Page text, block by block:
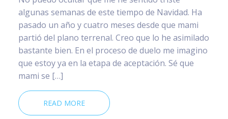
algunas semanas de este tiempo de Navidad. Ha
pasado un año y cuatro meses desde que mami
partió del plano terrenal. Creo que lo he asimilado
bastante bien. En el proceso de duelo me imagino
que estoy ya en la etapa de aceptación. Sé que
mami se […]
READ MORE